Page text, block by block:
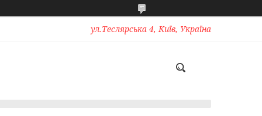
ул.Теслярська 4, Київ, Україна